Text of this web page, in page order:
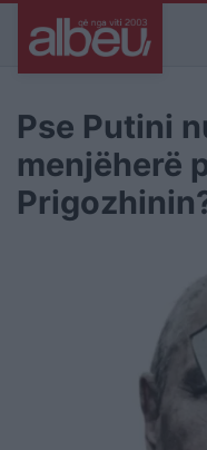
Pse Putini
menjëherë